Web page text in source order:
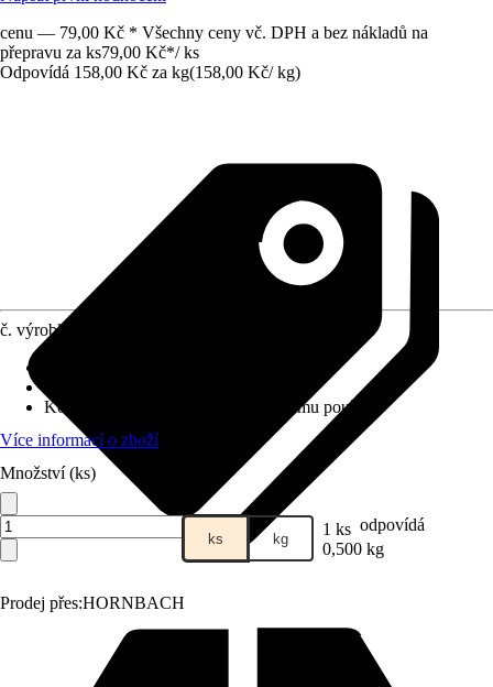
cenu — 79,00 Kč * Všechny ceny vč. DPH a bez nákladů na
přepravu za ks79,00 Kč*/ ks
Odpovídá 158,00 Kč za kg(158,00 Kč/ kg)
Prodej přes:HORNBACH
č. výrobku
Koncentrace
Připraveno k okamžitému použití
Více informací o zboží
Množství (ks)
ks kg 1 ks odpovídá
0,500 kg